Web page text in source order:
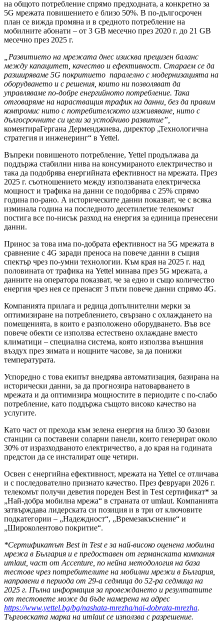
на общото потребление спрямо предходната, а конкретно за
5G мрежата повишението е близо 50%. В по-дългосрочен
план се вижда промяна и в средното потребление на
мобилните абонати – от 3 GB месечно през 2020 г. до 21 GB
месечно през 2025 г.
„Развитието на мрежата днес изисква прецизен баланс
между капацитет, качество и ефективност. Стараем се да
разширяваме 5G покритието паралелно с модернизацията на
оборудването и с решения, които ни позволяват да
управляваме по-добре енергийното потребление. Така
отговаряме на нарастващия трафик на данни, без да правим
компромис нито с потребителското изживяване, нито с
дългосрочните си цели за устойчиво развитие”,
коментираГергана Дерменджиева, директор „Технологична
стратегия и инженеринг“ в Yettel.
Въпреки повишеното потребление, Yettel продължава да
поддържа стабилни нива на консумираното електричество и
така да подобрява енергийната ефективност на мрежата. През
2025 г. съотношението между използваната електрическа
мощност и трафика на данни се подобрява с 25% спрямо
година по-рано. А историческите данни показват, че с всяка
изминала година на последното десетилетие телекомът
постига все по-нисък разход на енергия за единица пренесени
данни.
Принос за това има по-добрата ефективност на 5G мрежата в
сравнение с 4G заради преноса на повече данни в същия
спектър чрез по-умни технологии. Към края на 2025 г. над
половината от трафика на Yettel минава през 5G мрежата, а
данните на оператора показват, че за едно и също количество
енергия чрез нея се пренасят 3 пъти повече данни спрямо 4G.
Компанията прилага и редица допълнителни мерки за
оптимизиране на потреблението, свързано с охлаждането на
помещенията, в които е разположено оборудването. Във все
повече обекти се използва естествено охлаждане вместо
климатици – специална система, която използва външния
въздух през зимата и нощните часове, за да понижи
температурата.
Успоредно с това екипът внедрява автоматизация, базирана на
исторически данни, за да прогнозира натоварването в
мрежата и да оптимизира мощностите в периодите с по-слабо
потребление, като поддържа същото високо качество на
услугите.
Като част от прехода към зелена енергия на близо 30 базови
станции са поставени соларни панели, които генерират около
30% от изразходваното електричество, а до края на годината
предстои да се инсталират още четири.
Освен с енергийна ефективност, мрежата на Yettel се отличава
и с последователно признато качество. През февруари 2026 г.
телекомът получи деветия пореден Best in Тest сертификат* за
„Най-добра мобилна мрежа“ в страната от umlaut. Компанията
затвърждава лидерската си позиция и в три от ключовите
подкатегории – „Надеждност“, „Времезакъснение“ и
„Широколентово покритие“.
*Сертификатът Best in Test е за най-високо оценена мобилна
мрежа в България и е предоставен от германската компания
umlaut, част от Accenture, по нейна методология на база
тестове чрез потребителите на мобилни мрежи в България,
направени в периода от 29-а седмица до 52-ра седмица на
2025 г. Пълна информация за провеждането и резултатите
от тестовете може да бъде намерена на адрес
https://www.yettel.bg/bg/nashata-mrezha/nai-dobrata-mrezha.
Търговската марка на umlaut се използва с разрешение.